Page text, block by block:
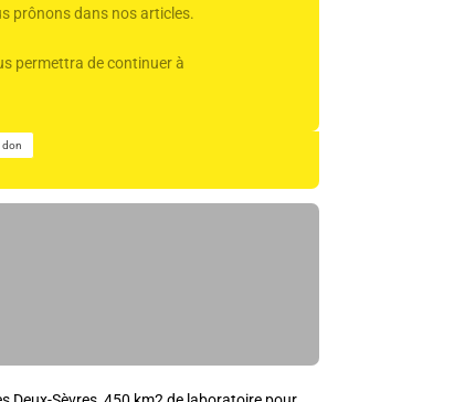
prônons dans nos articles.
permettra de continuer à
don